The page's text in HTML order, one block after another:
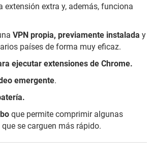
extensión extra y, además, funciona
VPN propia, previamente instalada y
países de forma muy eficaz.
ejecutar extensiones de Chrome.
emergente.
que permite comprimir algunas
se carguen más rápido.